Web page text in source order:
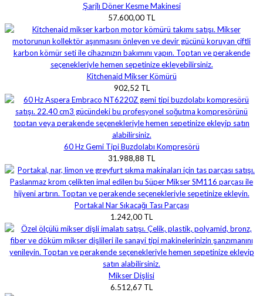
Şarjlı Döner Kesme Makinesi
57.600,00 TL
Kitchenaid Mikser Kömürü
902,52 TL
60 Hz Gemi Tipi Buzdolabı Kompresörü
31.988,88 TL
Portakal Nar Sıkacağı Tası Parçası
1.242,00 TL
Mikser Dişlisi
6.512,67 TL